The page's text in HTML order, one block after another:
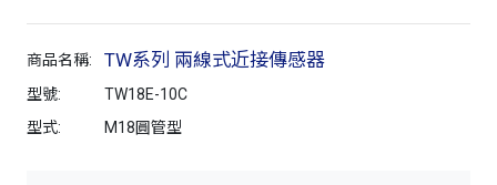
商品名稱: TW系列 兩線式近接傳感器
型號:
TW18E-10C
型式:
M18圓管型